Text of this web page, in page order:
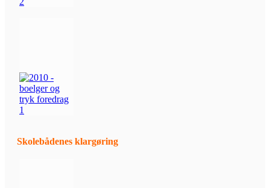
Skolebådenes klargøring